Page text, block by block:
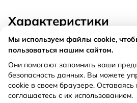
Характеристики
Производитель
Рецепт
Не
Мы используем файлы cookie,
пользоваться нашим сайтом.
Они помогают запомнить ваши
безопасность данных. Вы можете
cookie в своем браузере. Оставаясь
соглашаетесь с их использованием.